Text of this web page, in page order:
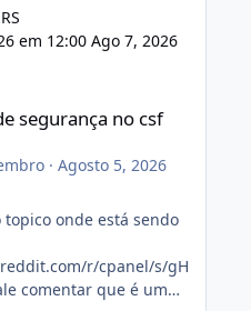
em 12:00 Ago 7, 2026
csf
segurança no csf
· Agosto 5, 2026
onde está sendo
r/cpanel/s/gH
comentar que é um